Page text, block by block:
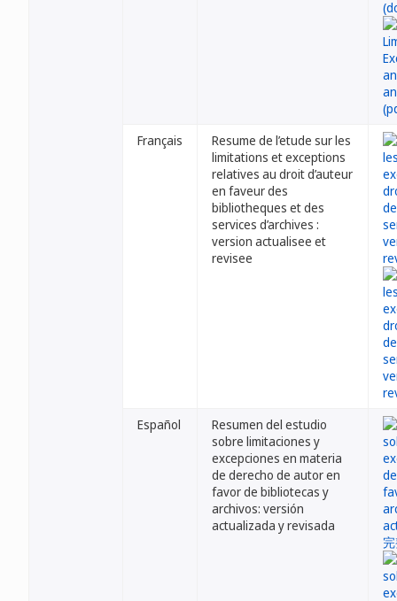
Français
Resume de l’etude sur les
limitations et exceptions
relatives au droit d’auteur
en faveur des
bibliotheques et des
services d’archives :
version actualisee et
revisee
Español
Resumen del estudio
sobre limitaciones y
excepciones en materia
de derecho de autor en
favor de bibliotecas y
archivos: versión
actualizada y revisada